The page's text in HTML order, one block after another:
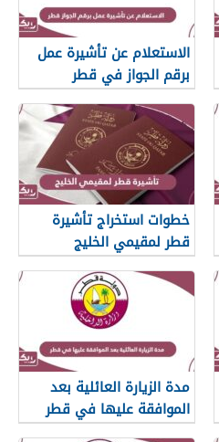
الاستعلام عن تأشيرة عمل
برقم الجواز في قطر
خطوات استخراج تأشيرة
قطر لمقيمي الخليج
مدة الزيارة العائلية بعد
الموافقة عليها في قطر